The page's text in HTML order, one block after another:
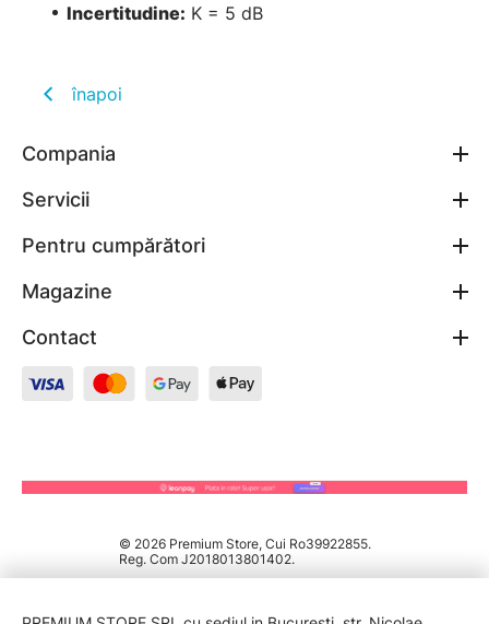
Incertitudine: K = 5 dB
înapoi
Compania
Servicii
Pentru cumpărători
Magazine
Contact
© 2026 Premium Store, Cui Ro39922855.
Reg. Com J2018013801402.